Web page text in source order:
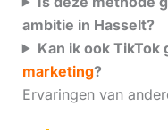
ambitie in Hasselt?
Kan ik ook
marketing?
Ervaringen van